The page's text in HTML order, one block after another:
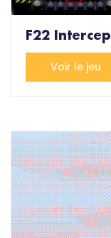
F22
Voir le jeu